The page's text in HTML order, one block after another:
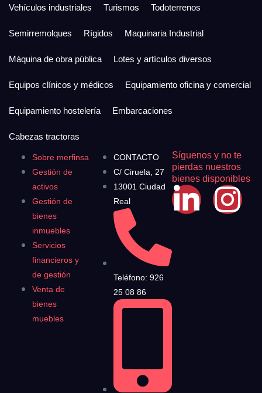
Sobre merfinsa
Gestión de
activos
Gestión de
bienes
inmuebles
Servicios
financieros y
de gestión
Venta de
bienes
muebles
CONTACTO
C/ Ciruela, 27
13001 Ciudad
Real
Teléfono: 926
25 08 86
Síguenos y no te
pierdas nuestros
bienes disponibles
Vehículos industriales
Turismos Todoterrenos
Semirremolques Rígidos Maquinaria Industrial
Máquina de obra pública Lotes y artículos diversos
Equipos clínicos y médicos Equipamiento oficina y comercial
Equipamiento hostelería Embarcaciones
Cabezas tractoras